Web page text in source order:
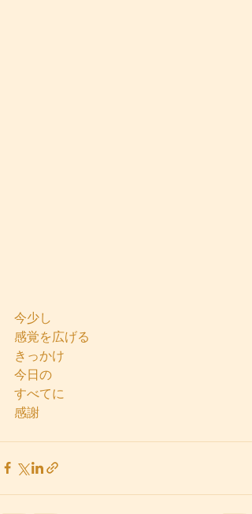
今少し
感覚を広げる
きっかけ
今日の
すべてに
感謝